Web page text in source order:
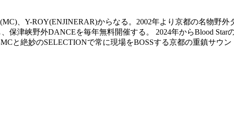
、Y-ROY(ENJINERAR)からなる。2002年より京都の名物野
津峡野外DANCEを毎年無料開催する。 2024年からBlood Star
と絶妙のSELECTIONで常に現場をBOSSする京都の重鎮サウ